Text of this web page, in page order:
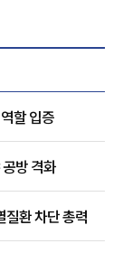
할 입증
방 격화
환 차단 총력